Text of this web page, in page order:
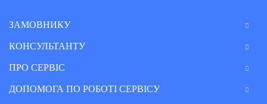
ЗАМОВНИКУ
КОНСУЛЬТАНТУ
ПРО СЕРВІС
ДОПОМОГА ПО РОБОТІ СЕРВІСУ